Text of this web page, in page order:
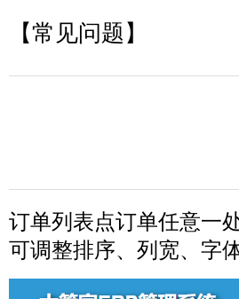
【常见问题】
订单列表点订单任意一
可调整排序、列宽、字